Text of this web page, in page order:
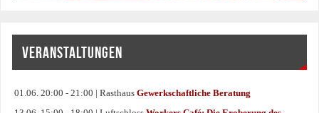
VERANSTALTUNGEN
01.06. 20:00 - 21:00 | RasthausGewerkschaftliche Beratung